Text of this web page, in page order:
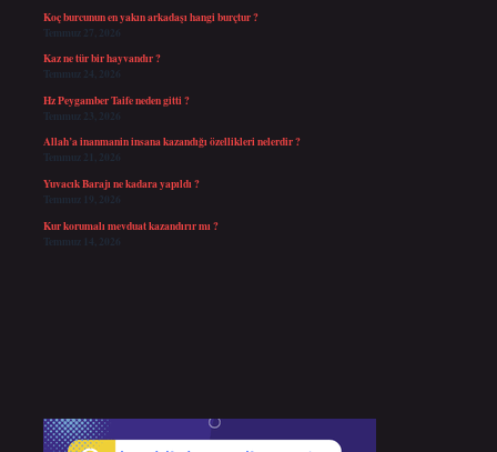
Koç burcunun en yakın arkadaşı hangi burçtur ?
Temmuz 27, 2026
Kaz ne tür bir hayvandır ?
Temmuz 24, 2026
Hz Peygamber Taife neden gitti ?
Temmuz 23, 2026
Allah’a inanmanin insana kazandığı özellikleri nelerdir ?
Temmuz 21, 2026
Yuvacık Barajı ne kadara yapıldı ?
Temmuz 19, 2026
Kur korumalı mevduat kazandırır mı ?
Temmuz 14, 2026